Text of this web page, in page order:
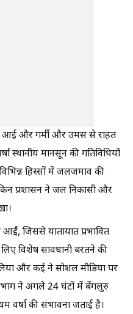
आई और गर्मी और उमस से राहत
स्थानीय मानसून की गतिविधियों
हिस्सों में जलजमाव की
प्रशासन ने जल निकासी और
जिससे यातायात प्रभावित
विशेष सावधानी बरतने की
और कई ने सोशल मीडिया पर
ने अगले 24 घंटों में बेंगलुरु
वर्षा की संभावना जताई है।